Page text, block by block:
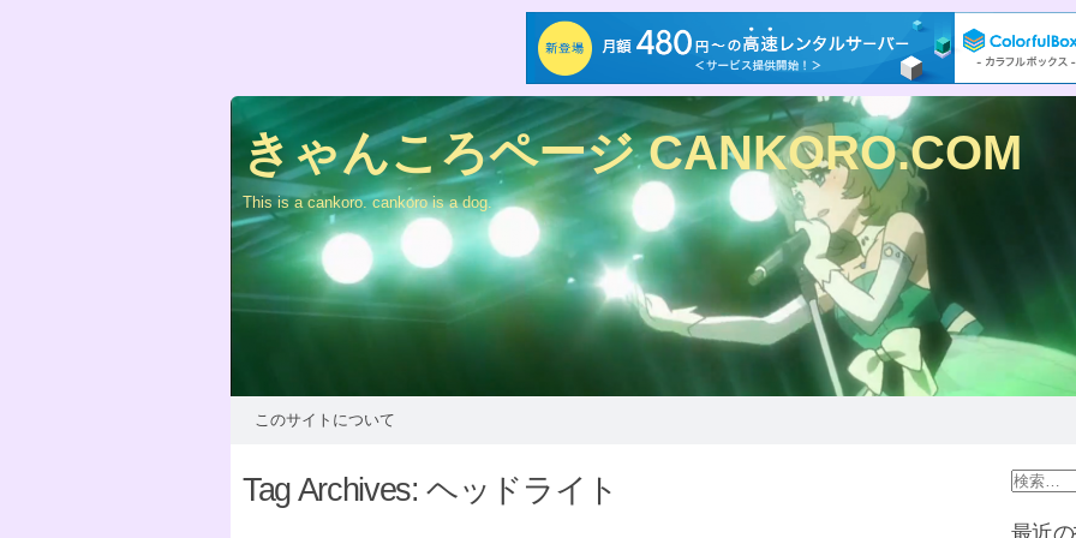
きゃんころページ CANKORO.COM
This is a cankoro. cankoro is a dog.
このサイトについて
Tag Archives:ヘッドライト
最近